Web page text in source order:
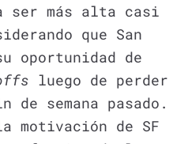
ser más alta casi
que San
oportunidad de
luego de perder
semana pasado.
motivación de SF